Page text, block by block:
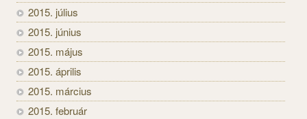
2015. július
2015. június
2015. május
2015. április
2015. március
2015. február